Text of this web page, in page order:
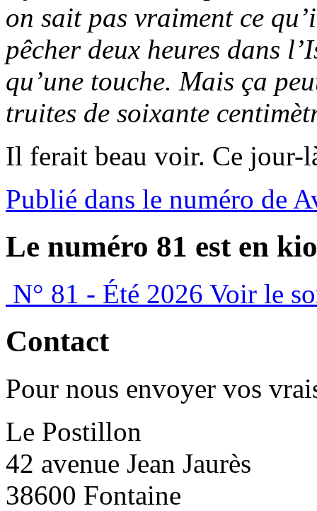
on sait pas vraiment ce
pêcher deux heures dans
qu’une touche. Mais ça
truites de soixante
Il ferait beau voir. Ce jour-
Publié dans le numéro de
Le numéro 81 est en
N° 81 - Été 2026 Voir le
Contact
Pour nous envoyer vos
Le Postillon
42 avenue Jean Jaurès
38600 Fontaine